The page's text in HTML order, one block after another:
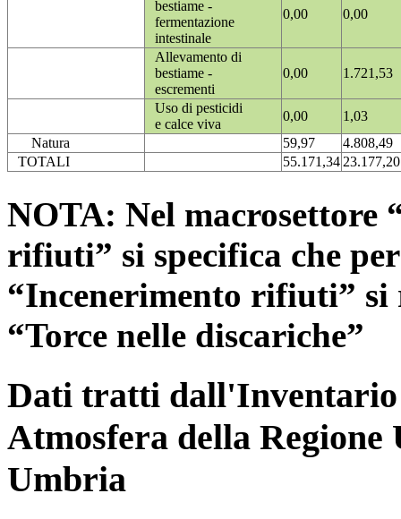
bestiame -
fermentazione
intestinale
0,00 0,00
Allevamento di
bestiame -
escrementi
0,00 1.721,53
Uso di pesticidi
e calce viva
0,00
1,03
Natura
59,97
4.808,49
TOTALI
55.171,3423.177,20
NOTA: Nel macrosettore
rifiuti” si specifica che
“Incenerimento rifiuti”
“Torce nelle discariche”
Dati tratti dall'Inventario
Atmosfera della
Umbria